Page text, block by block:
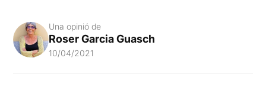
Una opinió de
Roser Garcia Guasch
10/04/2021